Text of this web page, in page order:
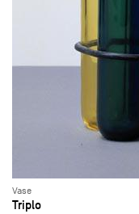
Vase
Triplo